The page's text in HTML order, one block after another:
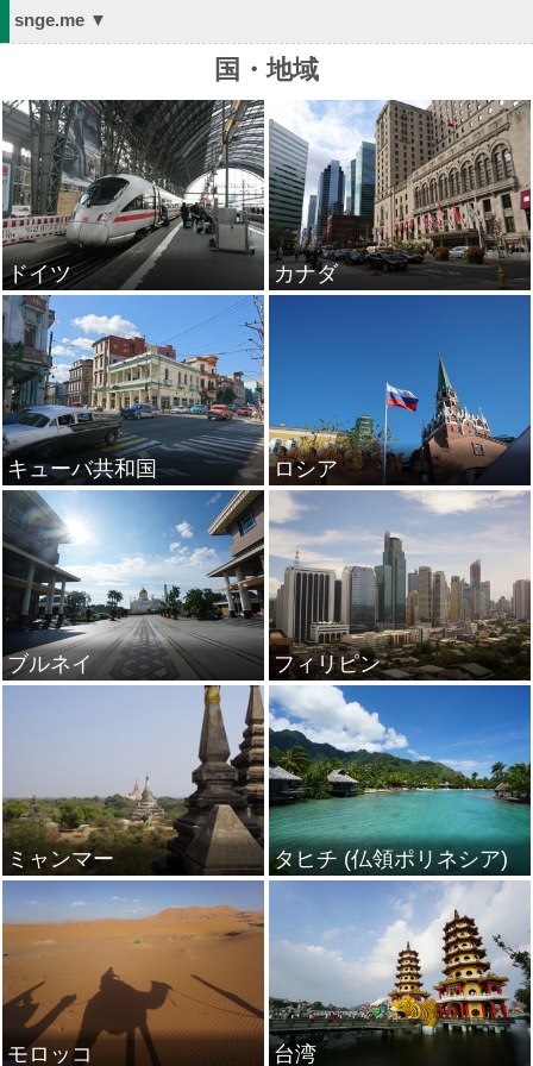
snge.me ▼
国・地域
ドイツ カナダ
キューバ共和国 ロシア
ブルネイ フィリピン
ミャンマー タヒチ (仏領ポリネシア)
モロッコ 台湾